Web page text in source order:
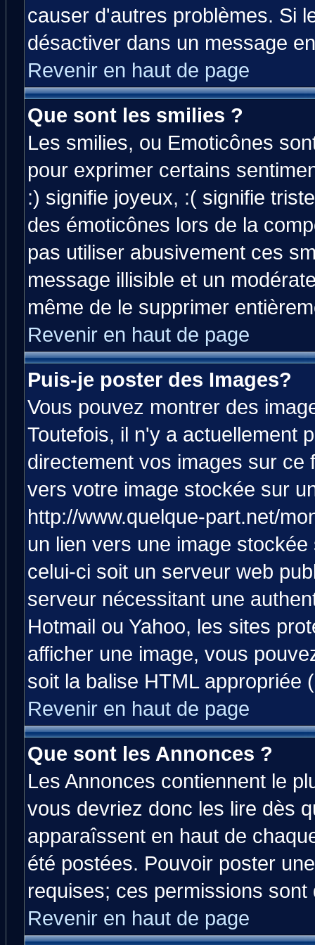
causer d'autres problèmes. Si
désactiver dans un message
Revenir en haut de page
Que sont les smilies ?
Les smilies, ou Emoticônes
pour exprimer certains
:) signifie joyeux, :( signifie
des émoticônes lors de la
pas utiliser abusivement ces
message illisible et un
même de le supprimer
Revenir en haut de page
Puis-je poster des Images?
Vous pouvez montrer des
Toutefois, il n'y a actuellement
directement vos images sur ce
vers votre image stockée sur
http://www.quelque-part.net/
un lien vers une image
celui-ci soit un serveur web
serveur nécessitant une
Hotmail ou Yahoo, les sites
afficher une image, vous
soit la balise HTML appropriée
Revenir en haut de page
Que sont les Annonces ?
Les Annonces contiennent le
vous devriez donc les lire dès
apparaîssent en haut de
été postées. Pouvoir poster
requises; ces permissions
Revenir en haut de page